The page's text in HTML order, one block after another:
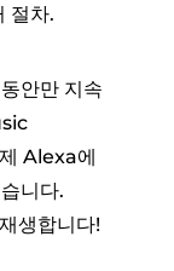
절차.
안만 지속
Alexa에
니다.
생합니다!